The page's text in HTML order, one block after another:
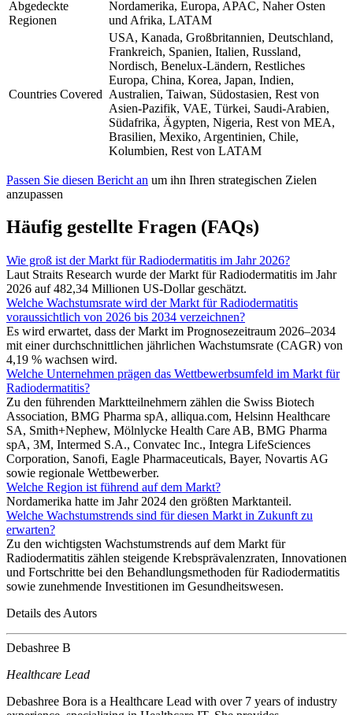
Abgedeckte
Regionen
Nordamerika, Europa, APAC, Naher Osten
und Afrika, LATAM
Countries Covered
USA, Kanada, Großbritannien, Deutschland,
Frankreich, Spanien, Italien, Russland,
Nordisch, Benelux-Ländern, Restliches
Europa, China, Korea, Japan, Indien,
Australien, Taiwan, Südostasien, Rest von
Asien-Pazifik, VAE, Türkei, Saudi-Arabien,
Südafrika, Ägypten, Nigeria, Rest von MEA,
Brasilien, Mexiko, Argentinien, Chile,
Kolumbien, Rest von LATAM
Passen Sie diesen Bericht an um ihn Ihren strategischen Zielen
anzupassen
Häufig gestellte Fragen (FAQs)
Wie groß ist der Markt für Radiodermatitis im Jahr 2026?
Laut Straits Research wurde der Markt für Radiodermatitis im Jahr
2026 auf 482,34 Millionen US-Dollar geschätzt.
Welche Wachstumsrate wird der Markt für Radiodermatitis
voraussichtlich von 2026 bis 2034 verzeichnen?
Es wird erwartet, dass der Markt im Prognosezeitraum 2026–2034
mit einer durchschnittlichen jährlichen Wachstumsrate (CAGR) von
4,19 % wachsen wird.
Welche Unternehmen prägen das Wettbewerbsumfeld im Markt für
Radiodermatitis?
Zu den führenden Marktteilnehmern zählen die Swiss Biotech
Association, BMG Pharma spA, alliqua.com, Helsinn Healthcare
SA, Smith+Nephew, Mölnlycke Health Care AB, BMG Pharma
spA, 3M, Intermed S.A., Convatec Inc., Integra LifeSciences
Corporation, Sanofi, Eagle Pharmaceuticals, Bayer, Novartis AG
sowie regionale Wettbewerber.
Welche Region ist führend auf dem Markt?
Nordamerika hatte im Jahr 2024 den größten Marktanteil.
Welche Wachstumstrends sind für diesen Markt in Zukunft zu
erwarten?
Zu den wichtigsten Wachstumstrends auf dem Markt für
Radiodermatitis zählen steigende Krebsprävalenzraten, Innovationen
und Fortschritte bei den Behandlungsmethoden für Radiodermatitis
sowie zunehmende Investitionen im Gesundheitswesen.
Details des Autors
Debashree B
Healthcare Lead
Debashree Bora is a Healthcare Lead with over 7 years of industry